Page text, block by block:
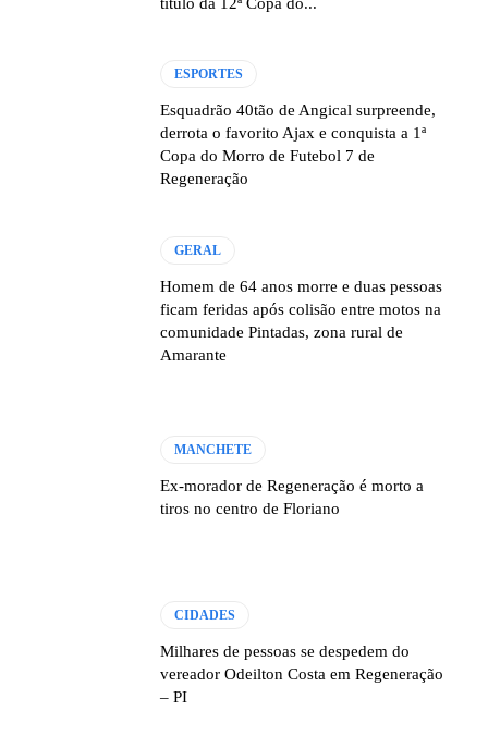
ESPORTES
Esquadrão 40tão de Angical surpreende,
derrota o favorito Ajax e conquista a 1ª
Copa do Morro de Futebol 7 de
Regeneração
GERAL
Homem de 64 anos morre e duas pessoas
ficam feridas após colisão entre motos na
comunidade Pintadas, zona rural de
Amarante
MANCHETE
Ex-morador de Regeneração é morto a
tiros no centro de Floriano
CIDADES
Milhares de pessoas se despedem do
vereador Odeilton Costa em Regeneração
– PI